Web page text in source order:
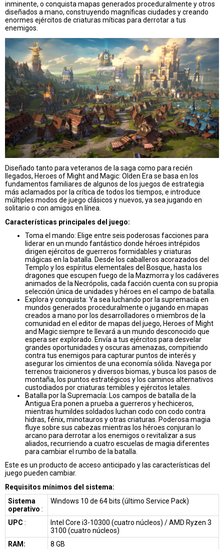
inminente, o conquista mapas generados proceduralmente y otros
diseñados a mano, construyendo magníficas ciudades y creando
enormes ejércitos de criaturas míticas para derrotar a tus
enemigos.
Diseñado tanto para veteranos de la saga como para recién
llegados, Heroes of Might and Magic: Olden Era se basa en los
fundamentos familiares de algunos de los juegos de estrategia
más aclamados por la crítica de todos los tiempos, e introduce
múltiples modos de juego clásicos y nuevos, ya sea jugando en
solitario o con amigos en línea.
Características principales del juego:
Toma el mando: Elige entre seis poderosas facciones para
liderar en un mundo fantástico donde héroes intrépidos
dirigen ejércitos de guerreros formidables y criaturas
mágicas en la batalla. Desde los caballeros acorazados del
Templo y los espíritus elementales del Bosque, hasta los
dragones que escupen fuego de la Mazmorra y los cadáveres
animados de la Necrópolis, cada facción cuenta con su propia
selección única de unidades y héroes en el campo de batalla.
Explora y conquista: Ya sea luchando por la supremacía en
mundos generados proceduralmente o jugando en mapas
creados a mano por los desarrolladores o miembros de la
comunidad en el editor de mapas del juego, Heroes of Might
and Magic siempre te llevará a un mundo desconocido que
espera ser explorado. Envía a tus ejércitos para desvelar
grandes oportunidades y oscuras amenazas, compitiendo
contra tus enemigos para capturar puntos de interés y
asegurar los cimientos de una economía sólida. Navega por
terrenos traicioneros y diversos biomas, y busca los pasos de
montaña, los puntos estratégicos y los caminos alternativos
custodiados por criaturas temibles y ejércitos letales.
Batalla por la Supremacía: Los campos de batalla de la
Antigua Era ponen a prueba a guerreros y hechiceros,
mientras humildes soldados luchan codo con codo contra
hidras, fénix, minotauros y otras criaturas. Poderosa magia
fluye sobre sus cabezas mientras los héroes conjuran lo
arcano para derrotar a los enemigos o revitalizar a sus
aliados, recurriendo a cuatro escuelas de magia diferentes
para cambiar el rumbo de la batalla.
Este es un producto de acceso anticipado y las características del
juego pueden cambiar.
Requisitos mínimos del sistema:
Sistema
operativo :
Windows 10 de 64 bits (último Service Pack)
UPC :
Intel Core i3-10300 (cuatro núcleos) / AMD Ryzen 3
3100 (cuatro núcleos)
RAM:
8 GB